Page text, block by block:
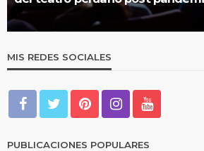
MIS REDES SOCIALES
PUBLICACIONES POPULARES